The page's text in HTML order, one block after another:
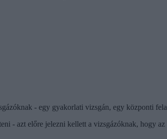
- egy gyakorlati vizsgán, egy központi
- azt előre jelezni kellett a vizsgázóknak, hogy